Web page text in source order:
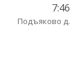
7:46
Подъяково д.